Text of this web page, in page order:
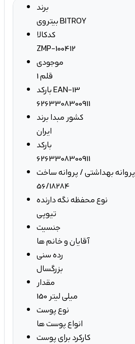
برند
بیتروی BITROY
کدکالا
ZMP-100412
موجودی
1 قلم
بارکد EAN-13
6263308300911
کشور مبدا برند
ایران
بارکد
6263308300911
پروانه بهداشتی / پروانه ساخت
56/18284
نوع محفظه نگه دارنده
تیوپی
جنسیت
آقایان و خانم ها
رده سنی
بزرگسال
مقدار
150 میلی لیتر
نوع پوست
انواع پوست ها
کارکرد برای پوست